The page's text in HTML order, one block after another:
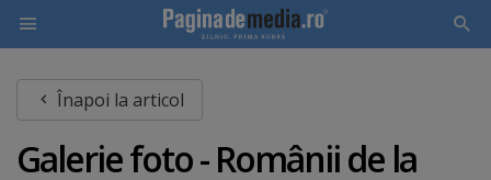
main
content
Înapoi la articol
Galerie foto - Românii de la